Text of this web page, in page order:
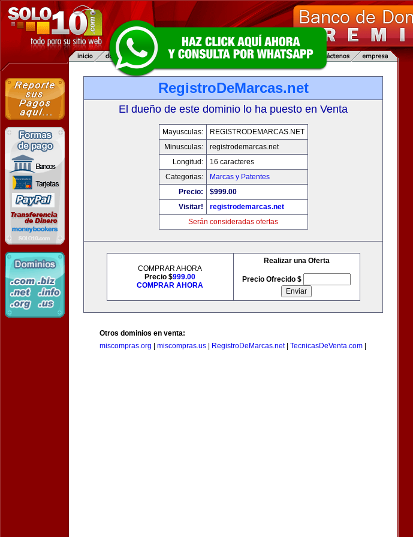
RegistroDeMarcas.net
El dueño de este dominio lo ha puesto en Venta
Mayusculas:
REGISTRODEMARCAS.NET
Minusculas:
registrodemarcas.net
Longitud:
16 caracteres
Categorias:
Marcas y Patentes
Precio:
$999.00
Visitar!
registrodemarcas.net
Serán consideradas ofertas
COMPRAR AHORA
Precio $999.00
COMPRAR AHORA
Realizar una Oferta
Precio Ofrecido $
Otros dominios en venta:
miscompras.org
miscompras.us RegistroDeMarcas.net| TecnicasDeVenta.com